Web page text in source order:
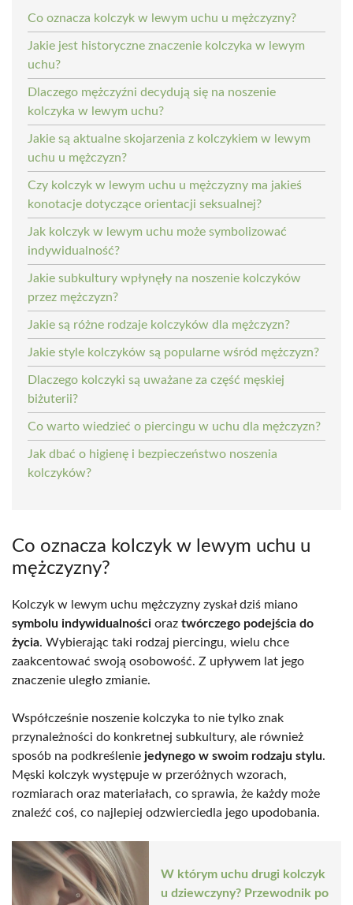
Co oznacza kolczyk w lewym uchu u mężczyzny?
Jakie jest historyczne znaczenie kolczyka w lewym
uchu?
Dlaczego mężczyźni decydują się na noszenie
kolczyka w lewym uchu?
Jakie są aktualne skojarzenia z kolczykiem w lewym
uchu u mężczyzn?
Czy kolczyk w lewym uchu u mężczyzny ma jakieś
konotacje dotyczące orientacji seksualnej?
Jak kolczyk w lewym uchu może symbolizować
indywidualność?
Jakie subkultury wpłynęły na noszenie kolczyków
przez mężczyzn?
Jakie są różne rodzaje kolczyków dla mężczyzn?
Jakie style kolczyków są popularne wśród mężczyzn?
Dlaczego kolczyki są uważane za część męskiej
biżuterii?
Co warto wiedzieć o piercingu w uchu dla mężczyzn?
Jak dbać o higienę i bezpieczeństwo noszenia
kolczyków?
Co oznacza kolczyk w lewym uchu u
mężczyzny?
Kolczyk w lewym uchu mężczyzny zyskał dziś miano
symbolu indywidualności oraz twórczego podejścia do
życia. Wybierając taki rodzaj piercingu, wielu chce
zaakcentować swoją osobowość. Z upływem lat jego
znaczenie uległo zmianie.
Współcześnie noszenie kolczyka to nie tylko znak
przynależności do konkretnej subkultury, ale również
sposób na podkreślenie jedynego w swoim rodzaju stylu.
Męski kolczyk występuje w przeróżnych wzorach,
rozmiarach oraz materiałach, co sprawia, że każdy może
znaleźć coś, co najlepiej odzwierciedla jego upodobania.
W którym uchu drugi kolczyk
u dziewczyny? Przewodnik po